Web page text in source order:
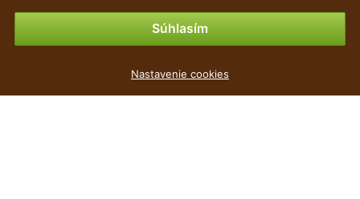
Súhlasím
Nastavenie cookies